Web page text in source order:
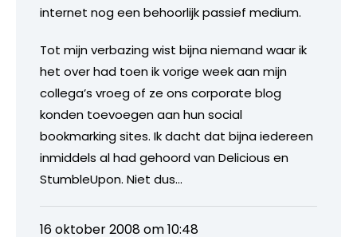
internet nog een behoorlijk passief medium.
Tot mijn verbazing wist bijna niemand waar ik
het over had toen ik vorige week aan mijn
collega’s vroeg of ze ons corporate blog
konden toevoegen aan hun social
bookmarking sites. Ik dacht dat bijna iedereen
inmiddels al had gehoord van Delicious en
StumbleUpon. Niet dus…
16 oktober 2008 om 10:48